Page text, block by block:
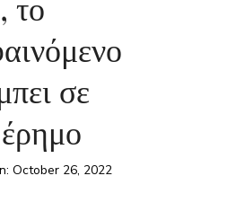
σε
October 26, 2022